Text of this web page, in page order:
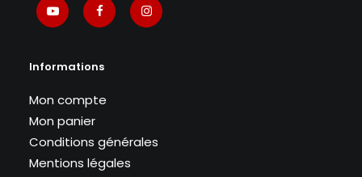
Informations
Mon compte
Mon panier
Conditions générales
Mentions légales